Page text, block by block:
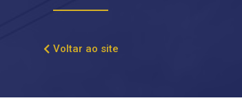
Voltar ao site